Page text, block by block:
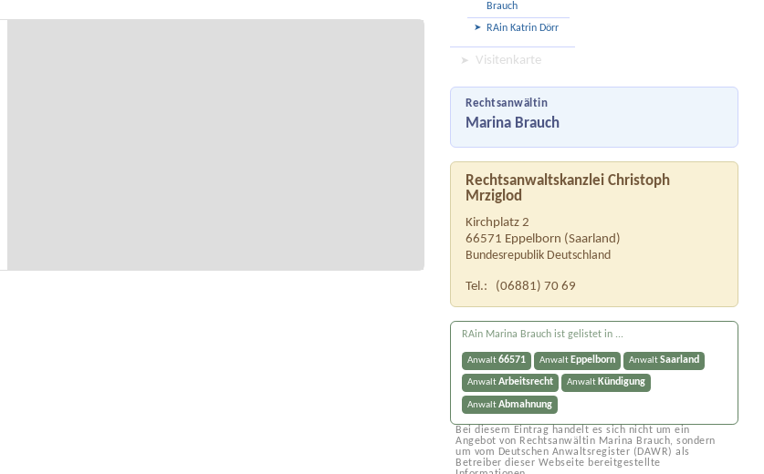
Brauch
RAin Katrin Dörr
Visitenkarte
Rechtsanwältin
Marina Brauch
Rechtsanwaltskanzlei Christoph
Mrziglod
Kirchplatz 2
66571 Eppelborn (Saarland)
Bundesrepublik Deutschland
Tel.: (06881) 70 69
RAin Marina Brauch ist gelistet in ...
Anwalt66571 AnwaltEppelborn AnwaltSaarland
AnwaltArbeitsrecht AnwaltKündigung
AnwaltAbmahnung
Bei diesem Eintrag handelt es sich nicht um ein
Angebot von Rechtsanwältin Marina Brauch, sondern
um vom Deutschen Anwaltsregister (DAWR) als
Betreiber dieser Webseite bereitgestellte